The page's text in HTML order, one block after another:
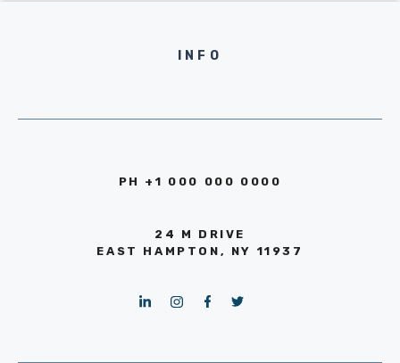
INFO
PH +1 000 000 0000
24 M DRIVE
EAST HAMPTON, NY 11937